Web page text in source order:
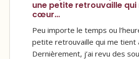
une petite retrouvaille
cœur…
Peu importe le temps ou
petite retrouvaille qui me
Dernièrement, j’ai revu des